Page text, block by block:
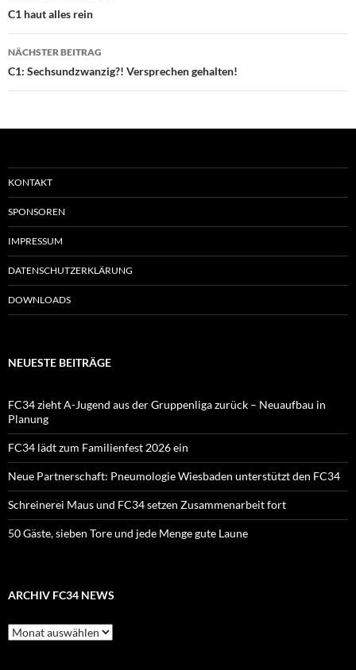
C1 haut alles rein
NÄCHSTER BEITRAG
C1: Sechsundzwanzig?! Versprechen gehalten!
KONTAKT
SPONSOREN
IMPRESSUM
DATENSCHUTZERKLÄRUNG
DOWNLOADS
NEUESTE BEITRÄGE
FC34 zieht A-Jugend aus der Gruppenliga zurück – Neuaufbau in
Planung
FC34 lädt zum Familienfest 2026 ein
Neue Partnerschaft: Pneumologie Wiesbaden unterstützt den FC34
Schreinerei Maus und FC34 setzen Zusammenarbeit fort
50 Gäste, sieben Tore und jede Menge gute Laune
ARCHIV FC34 NEWS
Archiv
FC34